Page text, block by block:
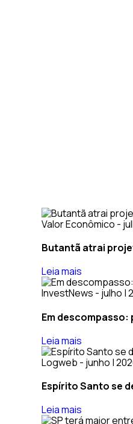
Valor Econômico -
Butantã atrai
Leia mais
InvestNews - julho |
Em descompasso:
Leia mais
Logweb - junho |
Espírito Santo se
Leia mais